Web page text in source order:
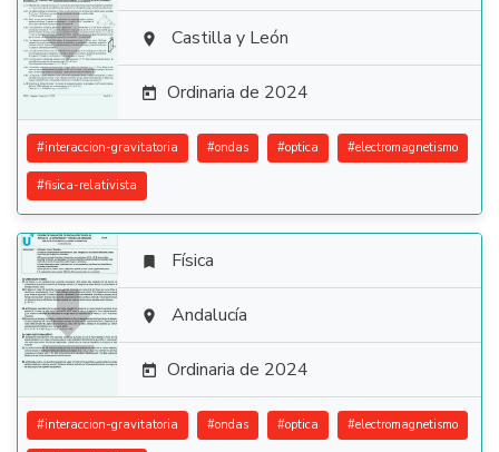
  Castilla y León
 Ordinaria de 2024
#interaccion-gravitatoria #ondas #optica #electromagnetismo
#fisica-relativista

 Física
 Andalucía
 Ordinaria de 2024
#interaccion-gravitatoria #ondas #optica #electromagnetismo